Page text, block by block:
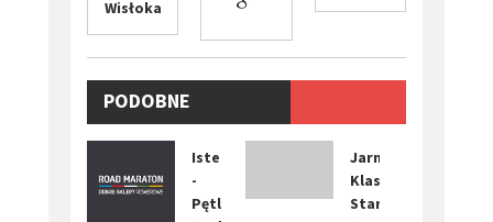
Wisłoka
PODOBNE
WYDARZENIA
Istebna
-
Pętla
Jarna
Klasika
Stary